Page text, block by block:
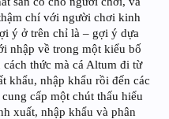
chí với người chơi kinh
ý ở trên chỉ là – gợi ý dựa
nhập về trong một kiểu bố
thức mà cá Altum đi từ
khẩu, nhập khẩu rồi đến các
cấp một chút thấu hiểu
xuất, nhập khẩu và phân